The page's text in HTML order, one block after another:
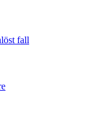
fall